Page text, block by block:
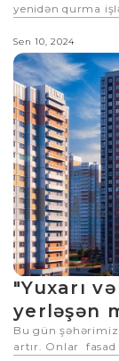
yenidən qurma
Sen 10, 2024
"Yuxarı
yerləşən
Bu gün
artır. Onlar fasad